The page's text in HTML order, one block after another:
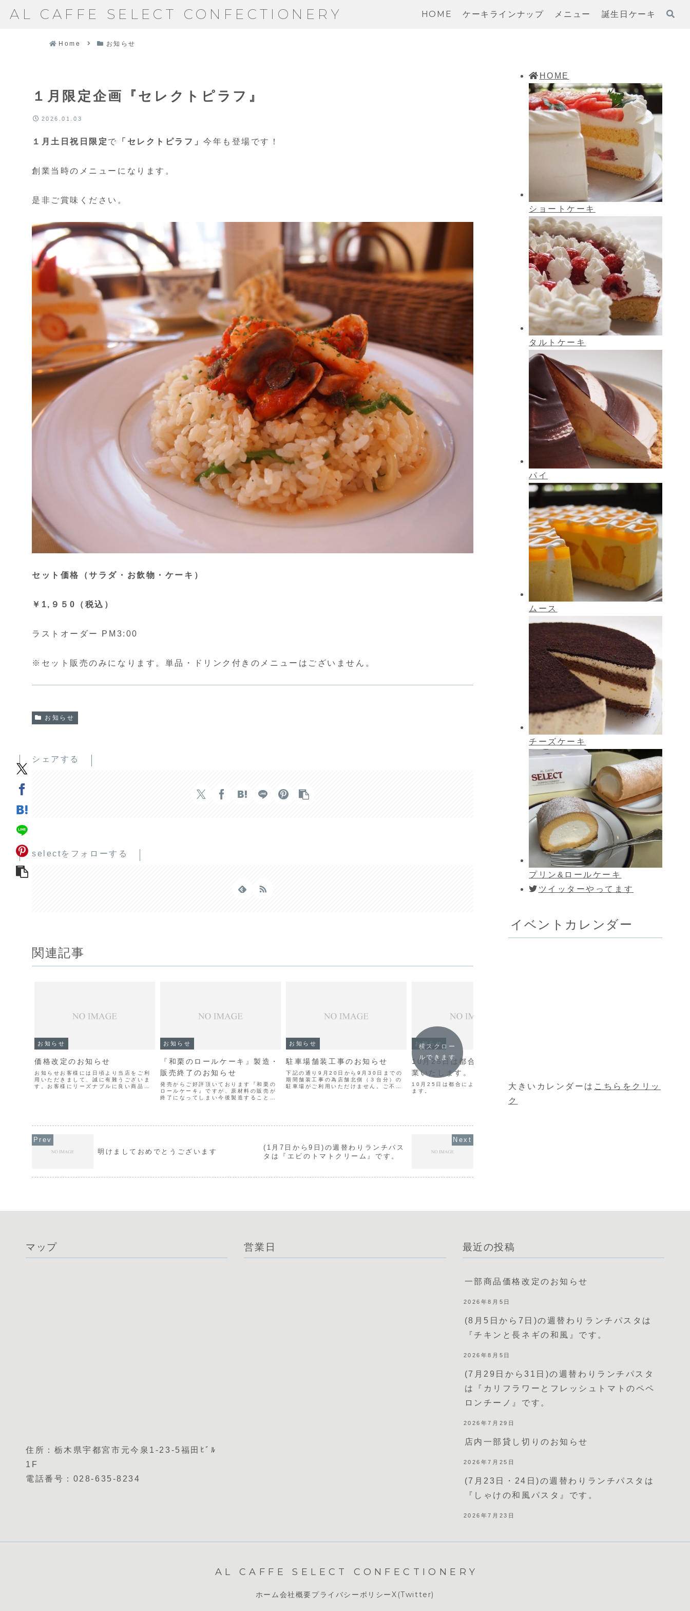
AL CAFFE SELECT CONFECTIONERY HOME ケーキラインナップ メニュー 誕生日ケーキ
Home お知らせ
１月限定企画『セレクトピラフ』
2026.01.03
１月土日祝日限定 で 「セレクトピラフ」今年も登場です！
創業当時のメニューになります。
是非ご賞味ください。
セット価格（サラダ・お飲物・ケーキ）
￥1,９５0（税込）
ラストオーダー PM3:00
※セット販売のみになります。単品・ドリンク付きのメニューはございません。
お知らせ
シェアする
selectをフォローする
関連記事
お知らせ
価格改定のお知らせ
お知らせお客様には日頃より当店をご利
用いただきまして、誠に有難うございま
す。お客様にリーズナブルに良い商品を
お知らせ
『和栗のロールケーキ』製造・
販売終了のお知らせ
発売からご好評頂いております『和栗の
ロールケーキ』ですが、原材料の販売が
終了になってしまい今後製造することが
お知らせ
駐車場舗装工事のお知らせ
下記の通り9月20日から9月30日までの
期間舗装工事の為店舗北側（３台分）の
駐車場がご利用いただけません。ご不便
お知らせ
10月25日は都合により臨時休
業いたします。
10月25日は都合により臨時休業いたし
ます。
す！￥１，６００（税別）サラダ・ケー
横スクロー
ルできます
明けましておめでとうございます
(1月7日から9日)の週替わりランチパス
タは『エビのトマトクリーム』です。
HOME
ショートケーキ
タルトケーキ
パイ
ムース
チーズケーキ
プリン&ロールケーキ
ツイッターやってます
イベントカレンダー
大きいカレンダーは こちらをクリッ
ク
マップ
住所：栃木県宇都宮市元今泉1-23-5福田ﾋﾞﾙ
1F
電話番号：028-635-8234
営業日 最近の投稿
一部商品価格改定のお知らせ
2026年8月5日
(8月5日から7日)の週替わりランチパスタは
『チキンと長ネギの和風』です。
2026年8月5日
(7月29日から31日)の週替わりランチパスタ
は『カリフラワーとフレッシュトマトのペペ
ロンチーノ』です。
2026年7月29日
店内一部貸し切りのお知らせ
2026年7月25日
(7月23日・24日)の週替わりランチパスタは
『しゃけの和風パスタ』です。
2026年7月23日
AL CAFFE SELECT CONFECTIONERY
ホーム会社概要プライバシーポリシーX(Twitter)